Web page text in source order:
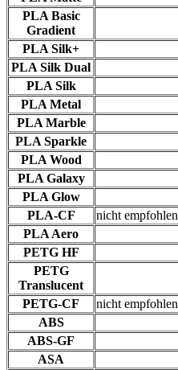
PLA Basic
Gradient
PLA Silk+
PLA Silk Dual
PLA Silk
PLA Metal
PLA Marble
PLA Sparkle
PLA Wood
PLA Galaxy
PLA Glow
PLA-CF
nicht empfohlen
PLA Aero
PETG HF
PETG
Translucent
PETG-CF
nicht empfohlen
ABS
ABS-GF
ASA